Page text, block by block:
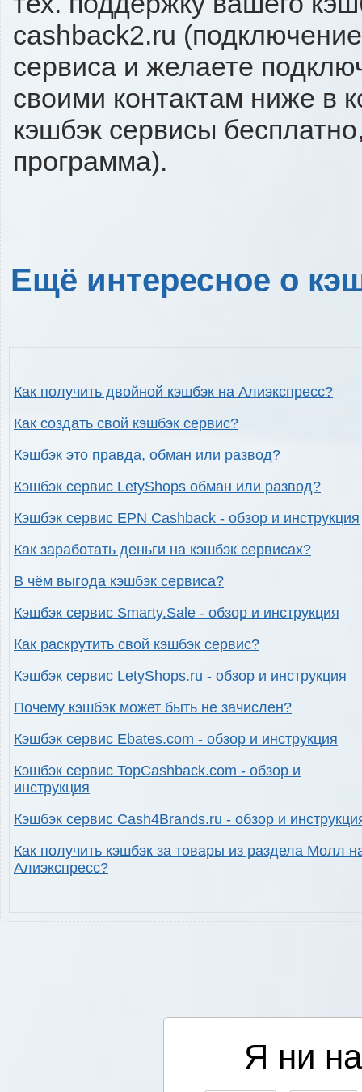
cashback2.ru
сервиса и желаете
своими контактам ниже в
кэшбэк сервисы
программа).
Ещё интересное о
Как получить двойной кэшбэк на Алиэкспресс?
Как создать свой кэшбэк сервис?
Кэшбэк это правда, обман или развод?
Кэшбэк сервис LetyShops обман или развод?
Кэшбэк сервис EPN Cashback - обзор и инструкция
Как заработать деньги на кэшбэк сервисах?
В чём выгода кэшбэк сервиса?
Кэшбэк сервис Smarty.Sale - обзор и инструкция
Как раскрутить свой кэшбэк сервис?
Кэшбэк сервис LetyShops.ru - обзор и инструкция
Почему кэшбэк может быть не зачислен?
Кэшбэк сервис Ebates.com - обзор и инструкция
Кэшбэк сервис TopCashback.com - обзор и
инструкция
Кэшбэк сервис Cash4Brands.ru - обзор и
Как получить кэшбэк за товары из раздела Молл
Алиэкспресс?
Я ни